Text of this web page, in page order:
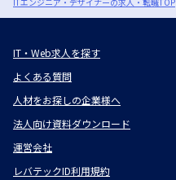
IT・Web求人を探す
よくある質問
人材をお探しの企業様へ
法人向け資料ダウンロード
運営会社
レバテックID利用規約